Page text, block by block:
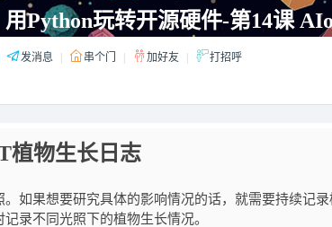
用Python玩转开源硬件-第14课
发消息 串个门 加好友 打招呼
植物生长日志
如果想要研究具体的影响情况的话，就需要持续记
录不同光照下的植物生长情况。